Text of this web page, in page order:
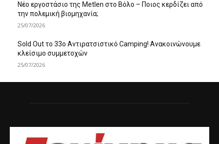
Νέο εργοστάσιο της Metlen στο Βόλο – Ποιος κερδίζει από
την πολεμική βιομηχανία;
25/07/2026
Sold Out το 33ο Αντιρατσιστικό Camping! Ανακοινώνουμε
κλείσιμο συμμετοχών
25/07/2026